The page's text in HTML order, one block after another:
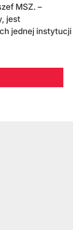
MSZ. –
jest
jednej instytucji